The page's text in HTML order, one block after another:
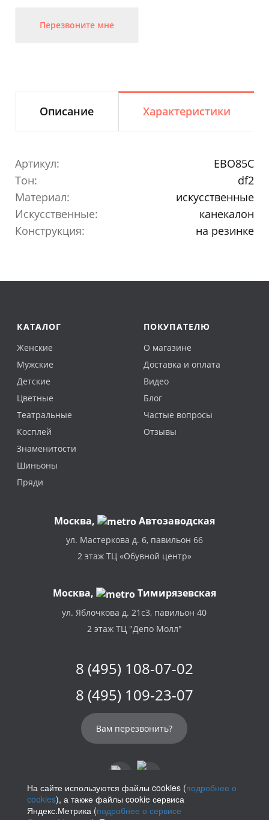
Перезвоните мне
Описание Характеристики
Артикул:
EBO85C
Тон:
df2
Материал:
искусственные
Искусственные:
канекалон
Конструкция:
на резинке
КАТАЛОГ
Женские
Мужские
Детские
Цветные
Театральные
Косплей
Знаменитости
Шиньоны
Пряди
ПОКУПАТЕЛЮ
О магазине
Доставка и оплата
Видео
Блог
Частые вопросы
Отзывы
Москва, Автозаводская
ул. Мастеркова д. 6, павильон 66
2 этаж ТЦ «Обувной центр»
Москва, Тимирязевская
ул. Яблочкова д. 21с3, павильон 40
2 этаж ТЦ "Депо Молл"
8 (495) 108-07-02
8 (495) 109-23-07
Вам перезвонить?
info@parikof.ru
На сайте используются файлы cookies (подробнее о
cookies), а также файлы cookie сервиса
Яндекс.Метрика (подробнее о сервисе